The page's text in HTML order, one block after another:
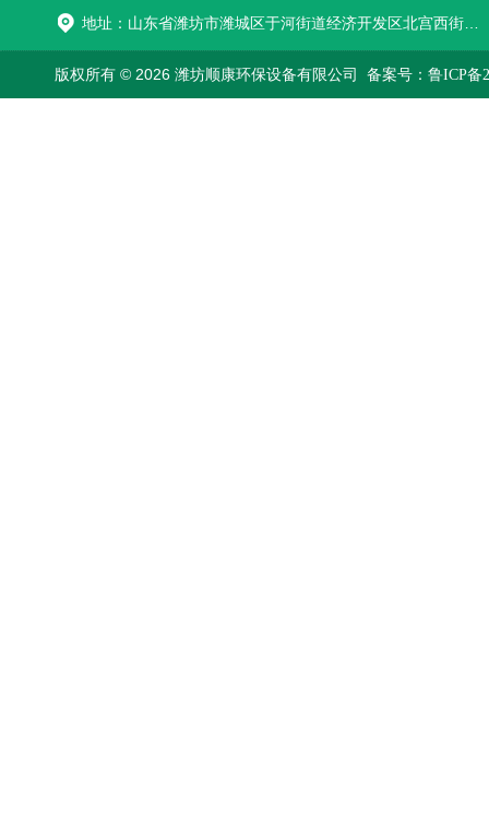
版权所有 © 2026 潍坊顺康环保设备有限公司 备案号：鲁ICP备